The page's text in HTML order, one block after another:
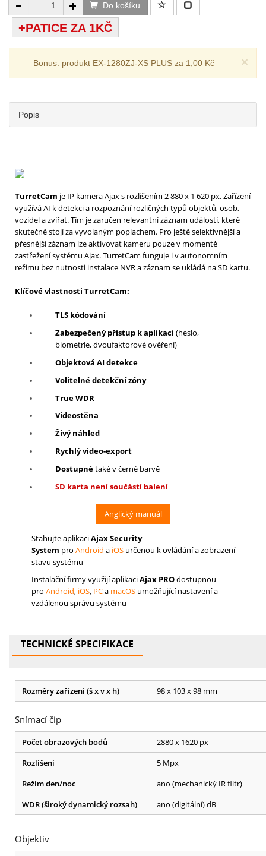
Do košíku
+PATICE ZA 1KČ
×
Bonus: produkt EX-1280ZJ-XS PLUS za 1,00 Kč
Popis
TurretCam je IP kamera Ajax s rozlišením 2 880 x 1 620 px. Zařízení
využívá AI k detekci a rozpoznání rozličných typů objektů, osob,
vozidel a zvířat. Tím je zaručen relevantní záznam událostí, které
skutečně stojí za vyvolaným poplachem. Pro ještě selektivnější a
přesnější záznam lze aktivovat kameru pouze v momentě
zastřežení systému Ajax. TurretCam funguje i v autonomním
režimu bez nutnosti instalace NVR a záznam se ukládá na SD kartu.
Klíčové vlastnosti TurretCam:
TLS kódování
Zabezpečený přístup k aplikaci (heslo,
biometrie, dvoufaktorové ověření)
Objektová AI detekce
Volitelné detekční zóny
True WDR
Videostěna
Živý náhled
Rychlý video-export
Dostupnétaké v černé barvě
SD karta není součástí balení
Anglický manuál
Stahujte aplikaciAjax Security
System pro Android a iOS určenou k ovládání a zobrazení
stavu systému
Instalační firmy využijí aplikaciAjax PROdostupnou
pro Android, iOS, PCa macOS umožňující nastavení a
vzdálenou správu systému
TECHNICKÉ SPECIFIKACE
Rozměry zařízení (š x v x h) 98 x 103 x 98 mm
Snímací čip
Počet obrazových bodů
2880 x 1620 px
Rozlišení
5 Mpx
Režim den/noc
ano (mechanický IR filtr)
WDR (široký dynamický rozsah)
ano (digitální) dB
Objektiv